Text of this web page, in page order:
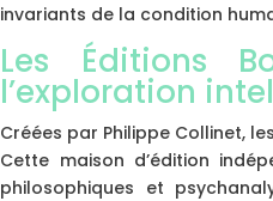
invariants de la condition
Les Éditions
l’exploration
Créées par Philippe Collinet,
Cette maison d’édition
philosophiques et